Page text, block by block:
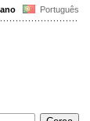
Português